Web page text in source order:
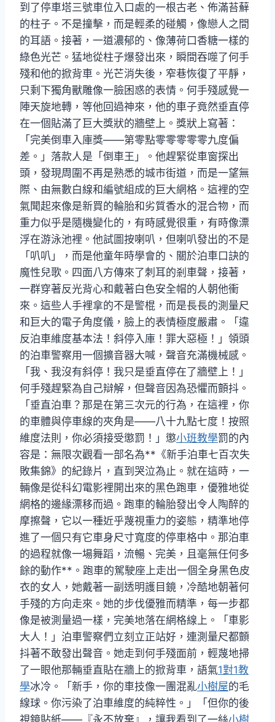
到了停車塔三號車位入口處的一根古老、佈滿苔蘚
的柱子。不是撞擊，而是輕柔的碰觸，像戀人之間
的耳語。接著，一道濃郁的、像薄荷口香糖一樣的
綠色光芒。猛地從柱子爆發出來，瞬間吞噬了何手
殘和他的掀背車。光芒消失後，窄巷恢復了平靜，
只剩下獨角獸雕像一臉困惑的表情。何手殘感覺一
陣天旋地轉，等他回過神來，他的車子竟然垂直停
在一個貼滿了巨大獎狀的牆壁上。獎狀上寫著：
「完美倒車入庫獎——第零點零零零零零九度偏
差。」落款人是「倒車王」。他趕緊從車窗探出
頭，發現周圍不再是熟悉的城市街道，而是一望無
際、由無數白線和編號組成的巨大網格。這裡的空
氣聞起來像是新買的輪胎和劣質香水的混合物，而
重力似乎是隨機變化的，有時感覺很重，有時像漂
浮在游泳池裡。他試圖按喇叭，但喇叭發出的不是
「叭叭」，而是他童年時學會的、關於泊車口訣的
魔性兒歌。四面八方傳來了刺耳的剎車聲，接著，
一群穿著反光背心和戴著白色安全帽的人朝他衝
來。這些人手裡拿的不是警棍，而是長長的測量尺
和巨大的電子角度儀，臉上的表情極度嚴肅。「違
反泊車維度基本法！斜停入庫！罪大惡極！」領頭
的泊車警察用一個擴音器大喊，聲音充滿機械感。
「我、我沒有斜停！我只是垂直停在了牆壁上！」
何手殘趕緊為自己辯解，但聲音因為恐懼而顫抖。
「垂直泊車？那是在第三次元的行為，在這裡，你
的車體與停車線的夾角是——八十九點七度！按照
維度法則，你必須接受懲罰！」懲小班教學罰的內
容是：無限次觀看一部名為**《新手泊車七百次失
敗集錦》的紀錄片，直到哭泣為止。就在這時，一
輛像是從科幻電影裡開出來的黑色跑車，優雅地從
網格的邊緣漂移而過。跑車的輪胎發出令人陶醉的
摩擦聲，它以一種近乎蔑視重力的姿態，精準地停
進了一個只有它車身尺寸寬度的停車格中。那泊車
的過程就像一場舞蹈，流暢、完美，且毫無任何多
餘的動作**。跑車的駕駛座上走出一個全身黑色皮
衣的女人，她戴著一副透明護目鏡，冷酷地朝著何
手殘的方向走來。她的步伐優雅而精準，每一步都
像是被測量過一樣，完美地落在網格線上。「車影
大人！」泊車警察們立刻立正站好，連測量尺都顫
抖著不敢發出聲音。她走到何手殘面前，輕蔑地掃
了一眼他那輛垂直貼在牆上的掀背車，語氣1對1教
學冰冷。「新手，你的車技像一團混亂小樹屋的毛
線球。你污染了泊車維度的純粹性。」「但你的後
視鏡貼紙——『永不放棄』，讓我看到了一絲小樹